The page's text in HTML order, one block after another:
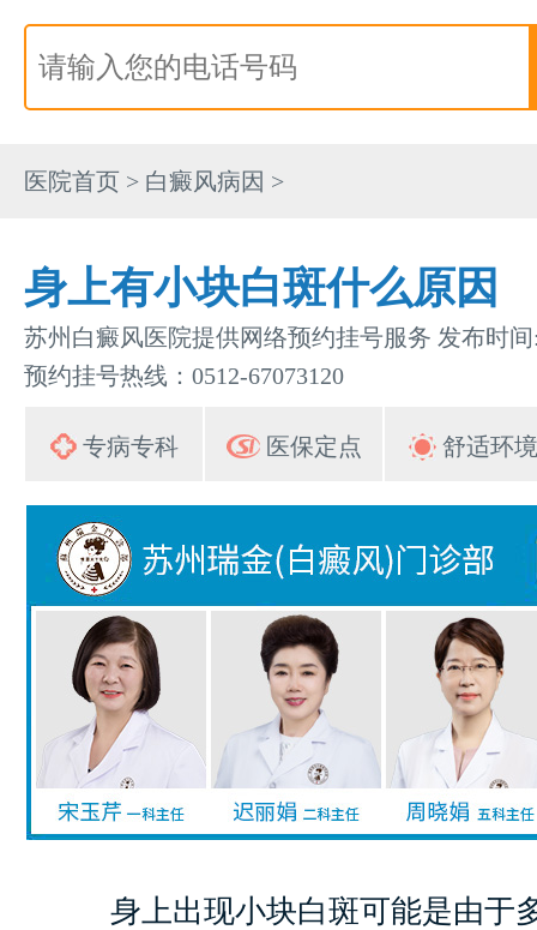
医院首页 > 白癜风病因 >
身上有小块白斑什么原因
苏州白癜风医院提供网络预约挂号服务 发布时间
预约挂号热线：0512-67073120
专病专科 医保定点 舒适环境
身上出现小块白斑可能是由于